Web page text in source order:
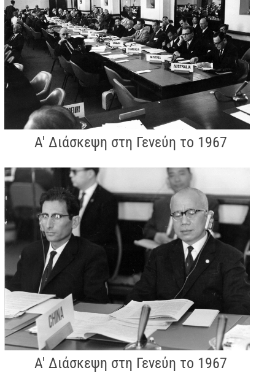
Α' Διάσκεψη στη Γενεύη το 1967
Α' Διάσκεψη στη Γενεύη το 1967